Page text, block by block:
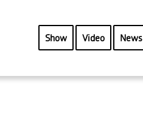
Show Video News